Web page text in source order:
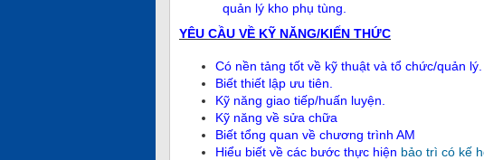
quản lý kho phụ tùng.
YÊU CẦU VỀ KỸ NĂNG/KIẾN THỨC
Có nền tảng tốt về kỹ thuật và tổ chức/quản lý.
Biết thiết lập ưu tiên.
Kỹ năng giao tiếp/huấn luyện.
Kỹ năng về sửa chữa
Biết tổng quan về chương trình AM
Hiểu biết về các bước thực hiện bảo trì có kế